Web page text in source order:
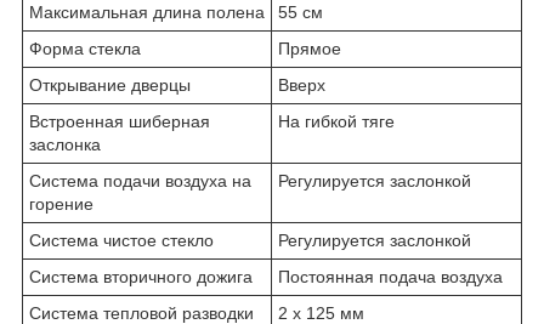
Максимальная длина полена
55 см
Форма стекла
Прямое
Открывание дверцы
Вверх
Встроенная шиберная
заслонка
На гибкой тяге
Система подачи воздуха на
горение
Регулируется заслонкой
Система чистое стекло
Регулируется заслонкой
Система вторичного дожига
Постоянная подача воздуха
Система тепловой разводки
2 х 125 мм